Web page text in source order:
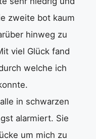
zweite bot kaum
hinweg zu
viel Glück fand
welche ich
in schwarzen
alarmiert. Sie
um mich zu